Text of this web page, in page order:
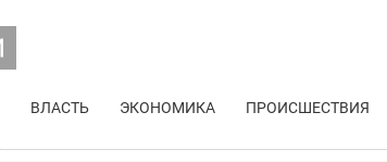
ВЛАСТЬ ЭКОНОМИКА ПРОИСШЕСТВИЯ